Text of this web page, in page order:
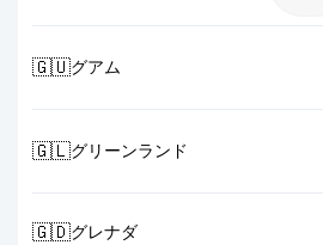
🇬🇺グアム
🇬🇱グリーンランド
🇬🇩グレナダ